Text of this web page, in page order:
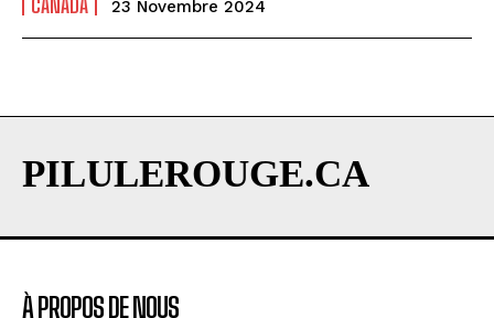
CANADA 23 Novembre 2024
PILULEROUGE.CA
À PROPOS DE NOUS